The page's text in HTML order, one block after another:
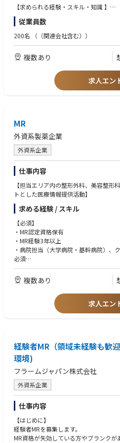
ンペーンや販促資料の提供など）
・各エリアの代理店と情報共有をし新
・代理店の販売実績と活動状況の把握
・代理店営業担当との同行訪問及び案
・販売案件管理、需要予測、在庫調整
・Tech部門による顧客対応のサポー
・Baxterの病院向けケア・ポートフォ
・患者モニタリングシステム、心臓診
覚スクリーニング技術など、信頼性の
・医療従事者が患者のベッドサイドで
るよう支援する製品・ソリューションを
【募集エリア】
・関西～西日本エリア(出張あり)
※バスクタージャパン㈱で採用後、グ
llyn 社」へ出向となります。
【求められる経験・スキル・知識 】
・眼科領域の経験があれば尚可
・交渉力、分析力、論理的思考力、課
・コミュニケーションスキル、プレゼ
・エネルギッシュ且つ情熱的な方
従業員数
200名 （（関連会社含む））
複数あり
求人エン
MR
外資系製薬企業
外資系企業
仕事内容
【担当エリア内の整形外科、美容整形
トとした医療情報提供活動】
求める経験 / スキル
【必須】
・MR認定資格保有
・MR経験3年以上
・病院担当（大学病院・基幹病院）、
必須
【優遇条件】
整形外科担当経験ある方
MR認定資格(必須),普通自動車免許(必
複数あり
求人エン
経験者MR（領域未経験も歓
環境)
フラームジャパン株式会社
外資系企業
仕事内容
【はじめに】
経験者MRを募集します。
MR資格が失効している方やブランクが